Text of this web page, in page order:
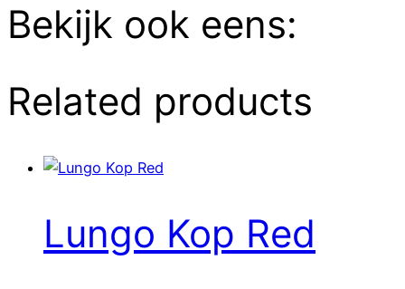
Bekijk ook eens:
Related products
Lungo Kop Red